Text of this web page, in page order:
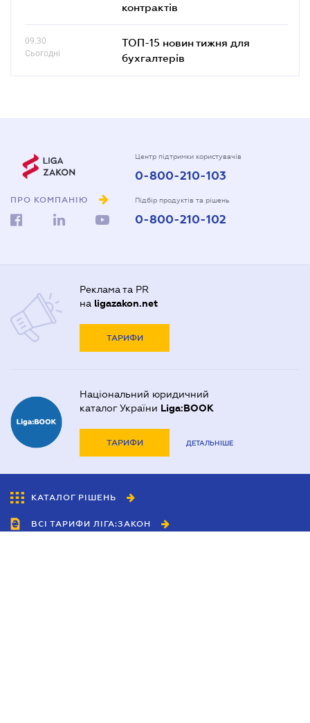
контрактів
09.30
Сьогодні
ТОП-15 новин тижня для
бухгалтерів
ПРО КОМПАНІЮ
Центр підтримки користувачів
0-800-210-103
Підбір продуктів та рішень
0-800-210-102
Реклама та PR
на ligazakon.net
ТАРИФИ
Національний юридичний
каталог України Liga:BOOK
ТАРИФИ ДЕТАЛЬНІШЕ
КАТАЛОГ РІШЕНЬ
ВСІ ТАРИФИ ЛІГА:ЗАКОН